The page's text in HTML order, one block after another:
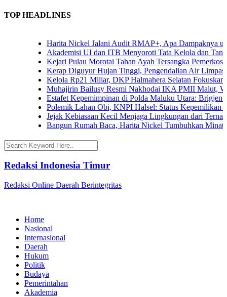
TOP HEADLINES
Harita Nickel Jalani Audit RMAP+, Apa Dampaknya
Akademisi UI dan ITB Menyoroti Tata Kelola dan
Kejari Pulau Morotai Tahan Ayah Tersangka Pemerkosaan
Kerap Diguyur Hujan Tinggi, Pengendalian Air Limpasan
Kelola Rp21 Miliar, DKP Halmahera Selatan Fokuskan
Muhajirin Bailusy Resmi Nakhodai IKA PMII Malut,
Estafet Kepemimpinan di Polda Maluku Utara: Brigjen
Polemik Lahan Obi, KNPI Halsel: Status Kepemilikan
Jejak Kebiasaan Kecil Menjaga Lingkungan dari Ternate
Bangun Rumah Baca, Harita Nickel Tumbuhkan Minat
Redaksi Indonesia Timur
Redaksi Online Daerah Berintegritas
Home
Nasional
Internasional
Daerah
Hukum
Politik
Budaya
Pemerintahan
Akademia